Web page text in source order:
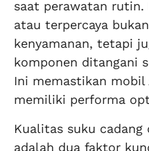
saat perawatan rutin.
atau terpercaya
kenyamanan, tetapi
komponen ditangani
Ini memastikan
memiliki performa
Kualitas suku
adalah dua faktor